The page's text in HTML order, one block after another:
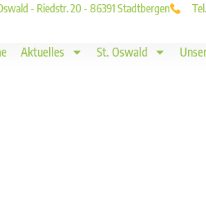
- Riedstr. 20 - 86391 Stadtbergen
Aktuelles St. Oswald